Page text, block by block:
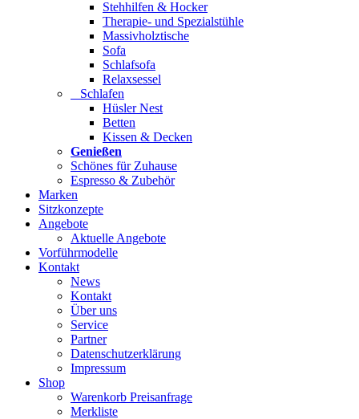
Stehhilfen & Hocker
Therapie- und Spezialstühle
Massivholztische
Sofa
Schlafsofa
Relaxsessel
Schlafen
Hüsler Nest
Betten
Kissen & Decken
Genießen
Schönes für Zuhause
Espresso & Zubehör
Marken
Sitzkonzepte
Angebote
Aktuelle Angebote
Vorführmodelle
Kontakt
News
Kontakt
Über uns
Service
Partner
Datenschutzerklärung
Impressum
Shop
Warenkorb Preisanfrage
Merkliste